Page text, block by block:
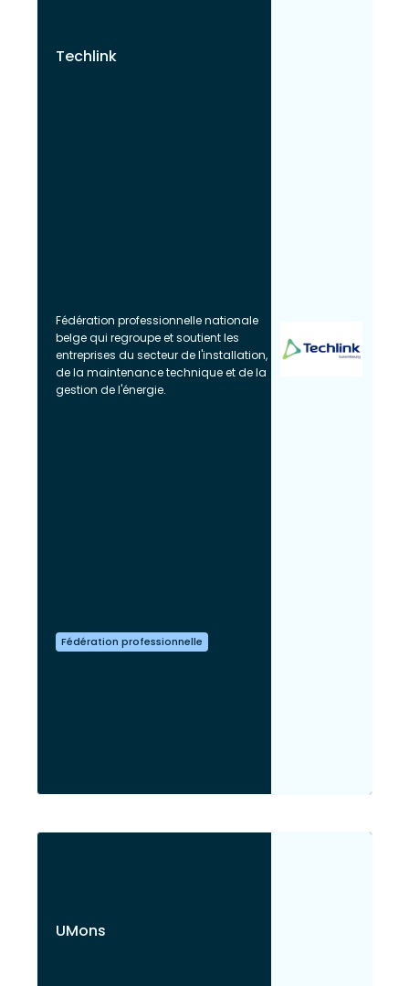
Techlink
Fédération professionnelle nationale
belge qui regroupe et soutient les
entreprises du secteur de l'installation,
de la maintenance technique et de la
gestion de l'énergie.
Fédération professionnelle
UMons